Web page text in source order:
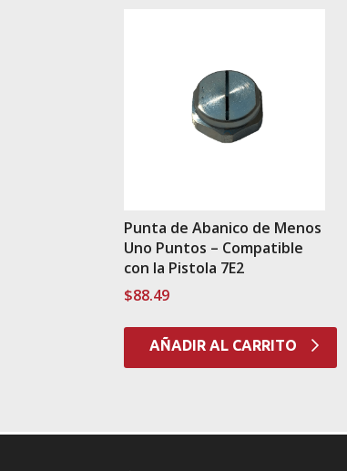
Punta de Abanico de Menos
Uno Puntos – Compatible
con la Pistola 7E2
$88.49
AÑADIR AL CARRITO